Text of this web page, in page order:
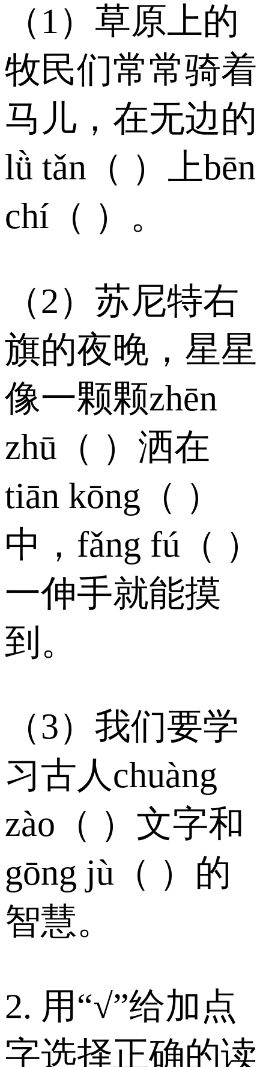
（1）草原上的
牧民们常常骑着
马儿，在无边的
lǜ tǎn（ ）上bēn
chí（ ）。
（2）苏尼特右
旗的夜晚，星星
像一颗颗zhēn
zhū（ ）洒在
tiān kōng（ ）
中，fǎng fú（ ）
一伸手就能摸
到。
（3）我们要学
习古人chuàng
zào（ ）文字和
gōng jù（ ）的
智慧。
2. 用“√”给加点
字选择正确的读